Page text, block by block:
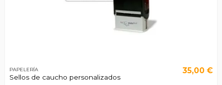
PAPELERÍA
Sellos de caucho personalizados
35,00 €